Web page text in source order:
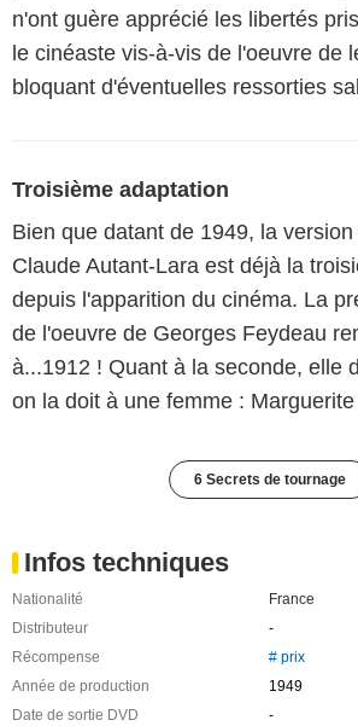
n'ont guère apprécié les libertés
le cinéaste vis-à-vis de l'oeuvre de
bloquant d'éventuelles ressorties
Troisième adaptation
Bien que datant de 1949, la
Claude Autant-Lara est déjà la
depuis l'apparition du cinéma. La
de l'oeuvre de Georges Feydeau
à...1912 ! Quant à la seconde, elle
on la doit à une femme :
6 Secrets de tournage
Infos techniques
Nationalité
France
Distributeur
-
Récompense
# prix
Année de production
1949
Date de sortie DVD
-